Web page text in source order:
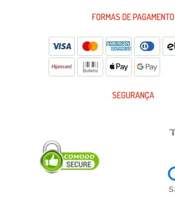
FORMAS DE PAGAMENTO
SEGURANÇA